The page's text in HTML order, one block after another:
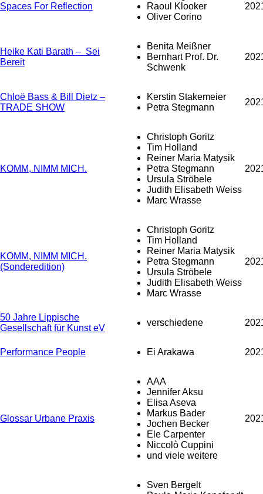
Spaces For Reflection
Raoul Klooker
Oliver Corino
Heike Kati Barath – Sei
Bereit
Benita Meißner
Bernhart Prof. Dr.
Schwenk
Chloë Bass & Bill Dietz –
TRADE SHOW
Kerstin Stakemeier
Petra Stegmann
KOMM, NIMM MICH.
Christoph Goritz
Tim Holland
Reiner Maria Matysik
Petra Stegmann
Ursula Ströbele
Judith Elisabeth Weiss
Marc Wrasse
KOMM, NIMM MICH.
(Sonderedition)
Christoph Goritz
Tim Holland
Reiner Maria Matysik
Petra Stegmann
Ursula Ströbele
Judith Elisabeth Weiss
Marc Wrasse
50 Jahre Lippische
Gesellschaft für Kunst eV
verschiedene
Performance People Ei Arakawa
Glossar Urbane Praxis
AAA
Jennifer Aksu
Elisa Aseva
Markus Bader
Jochen Becker
Ele Carpenter
Niccolò Cuppini
und viele weitere
Sven Bergelt